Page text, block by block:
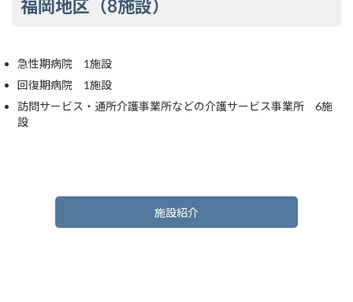
福岡地区（8施設）
急性期病院 1施設
回復期病院 1施設
訪問サービス・通所介護事業所などの介護サービス事業所 6施
設
施設紹介